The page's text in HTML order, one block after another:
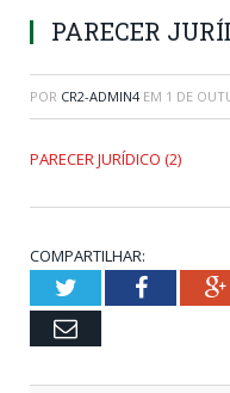
PARECER
POR CR2-ADMIN4 EM 1 DE
PARECER JURÍDICO (2)
COMPARTILHAR:
TwitterFacebook
Email